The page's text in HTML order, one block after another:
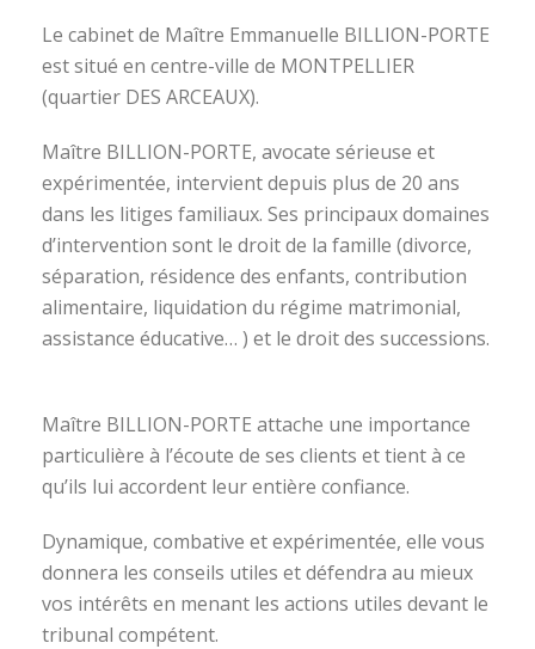
Le cabinet de Maître Emmanuelle BILLION-PORTE
est situé en centre-ville de MONTPELLIER
(quartier DES ARCEAUX).
Maître BILLION-PORTE, avocate sérieuse et
expérimentée, intervient depuis plus de 20 ans
dans les litiges familiaux. Ses principaux domaines
d’intervention sont le droit de la famille (divorce,
séparation, résidence des enfants, contribution
alimentaire, liquidation du régime matrimonial,
assistance éducative… ) et le droit des successions.
Maître BILLION-PORTE attache une importance
particulière à l’écoute de ses clients et tient à ce
qu’ils lui accordent leur entière confiance.
Dynamique, combative et expérimentée, elle vous
donnera les conseils utiles et défendra au mieux
vos intérêts en menant les actions utiles devant le
tribunal compétent.